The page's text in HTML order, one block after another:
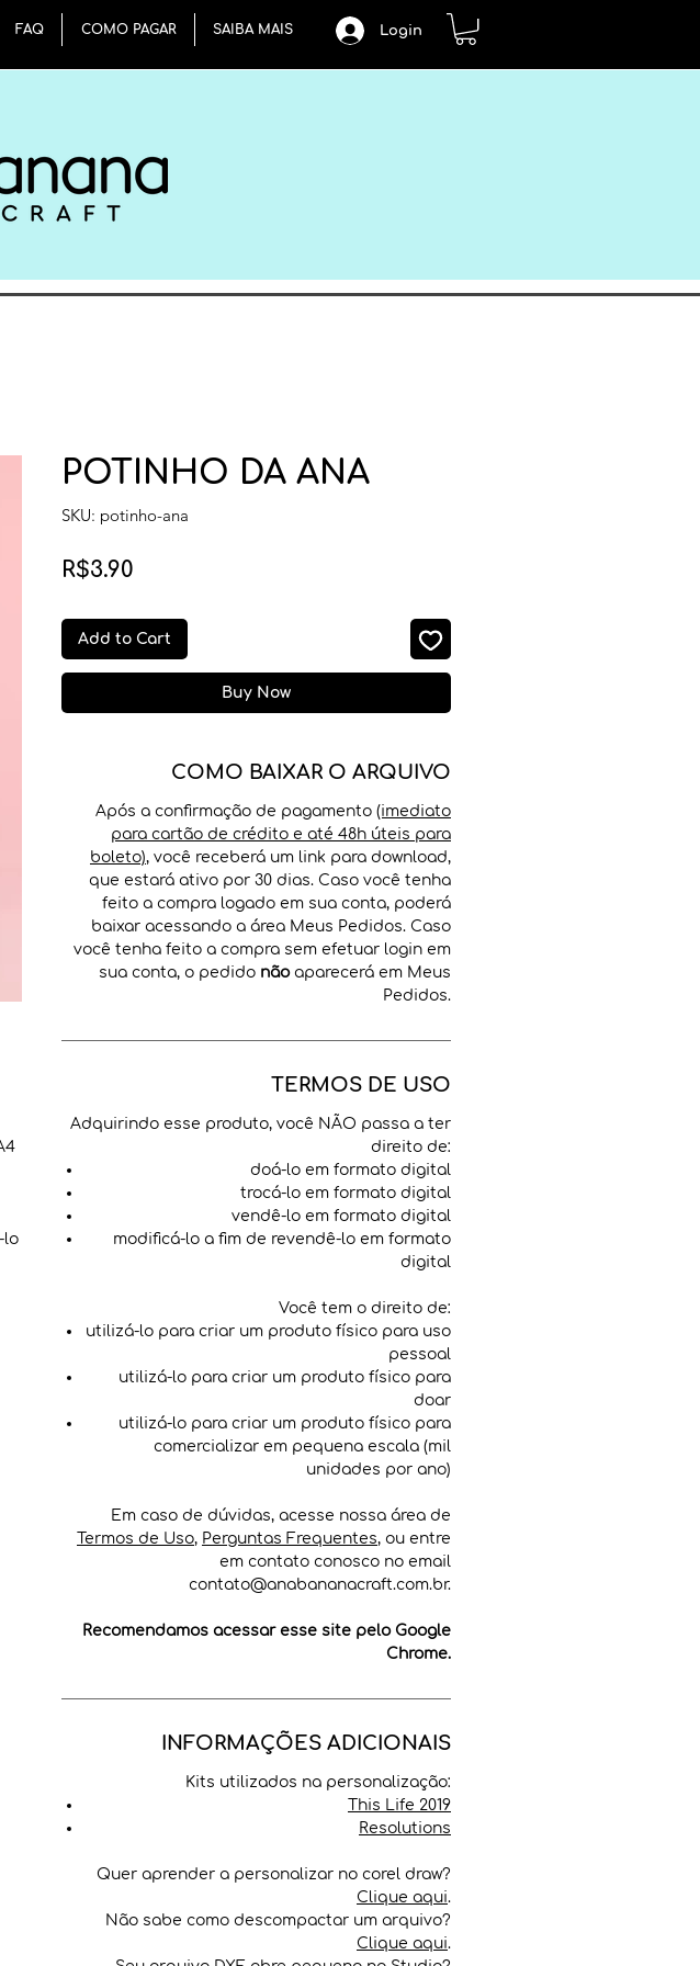
FAQ COMO PAGAR SAIBA MAIS Login
lo
POTINHO DA ANA
SKU: potinho-ana
R$3.90
Add to Cart
Buy Now
COMO BAIXAR O ARQUIVO
Após a confirmação de pagamento (imediato
para cartão de crédito e até 48h úteis para
boleto), você receberá um link para download,
que estará ativo por 30 dias. Caso você tenha
feito a compra logado em sua conta, poderá
baixar acessando a área Meus Pedidos. Caso
você tenha feito a compra sem efetuar login em
sua conta, o pedido nãoaparecerá em Meus
Pedidos.
TERMOS DE USO
Adquirindo esse produto, você NÃO passa a ter
direito de:
doá-lo em formato digital
trocá-lo em formato digital
vendê-lo em formato digital
modificá-lo a fim de revendê-lo em formato
digital
Você tem o direito de:
utilizá-lo para criar um produto físico para uso
pessoal
utilizá-lo para criar um produto físico para
doar
utilizá-lo para criar um produto físico para
comercializar em pequena escala (mil
unidades por ano)
Em caso de dúvidas, acesse nossa área de
Termos de Uso, Perguntas Frequentes, ou entre
em contato conosco no email
contato@anabananacraft.com.br.
Recomendamos acessar esse site pelo Google
Chrome.
INFORMAÇÕES ADICIONAIS
Kits utilizados na personalização:
This Life 2019
Resolutions
Quer aprender a personalizar no corel draw?
Clique aqui.
Não sabe como descompactar um arquivo?
Clique aqui.